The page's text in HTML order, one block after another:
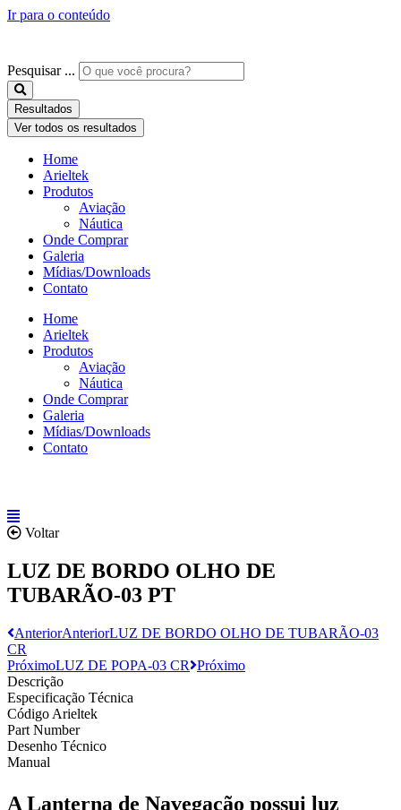
Ir para o conteúdo
Pesquisar ...
Resultados
Ver todos os resultados
Home
Arieltek
Produtos
Aviação
Náutica
Onde Comprar
Galeria
Mídias/Downloads
Contato
Home
Arieltek
Produtos
Aviação
Náutica
Onde Comprar
Galeria
Mídias/Downloads
Contato
Voltar
LUZ DE BORDO OLHO DE
TUBARÃO-03 PT
AnteriorAnteriorLUZ DE BORDO OLHO DE TUBARÃO-03
CR
PróximoLUZ DE POPA-03 CR Próximo
Descrição
Especificação Técnica
Código Arieltek
Part Number
Desenho Técnico
Manual
A Lanterna de Navegação possui luz